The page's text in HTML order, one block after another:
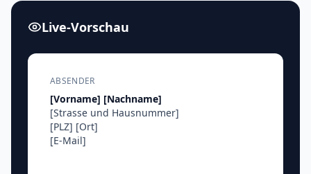
Live-Vorschau
ABSENDER
[Vorname] [Nachname]
[Strasse und Hausnummer]
[PLZ] [Ort]
[E-Mail]